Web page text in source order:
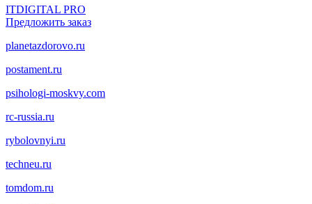
ITDIGITAL PRO
Предложить заказ
planetazdorovo.ru
postament.ru
psihologi-moskvy.com
rc-russia.ru
rybolovnyi.ru
techneu.ru
tomdom.ru